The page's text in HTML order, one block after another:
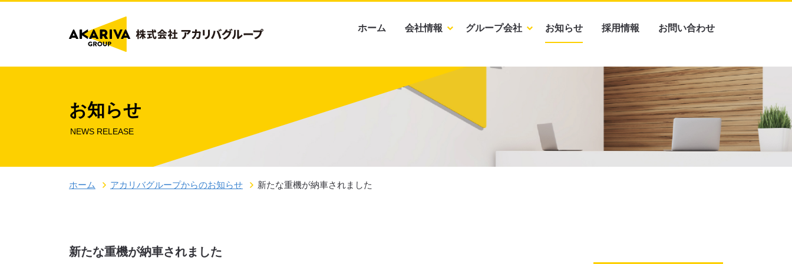
ホーム 会社情報 グループ会社 お知らせ 採用情報 お問い合わせ
お知らせ
NEWS RELEASE
ホーム アカリバグループからのお知らせ 新たな重機が納車されました
新たな重機が納車されました